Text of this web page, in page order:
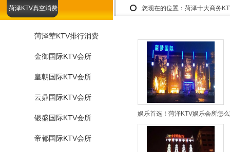
您现在的位置： 菏泽十大商务
菏泽KTV真空消费
菏泽荤KTV排行消费
金御国际KTV会所
皇朝国际KTV会所
云鼎国际KTV会所
银盛国际KTV会所
帝都国际KTV会所
娱乐首选！菏泽KTV娱乐会所怎